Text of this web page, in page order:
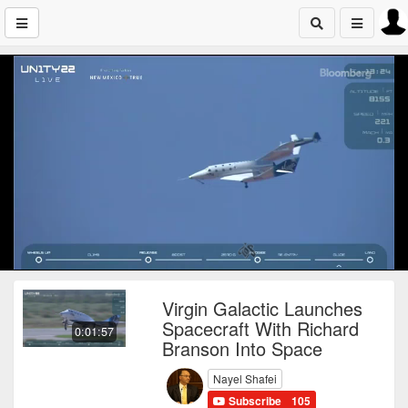
0:01:57
Virgin Galactic Launches
Spacecraft With Richard
Branson Into Space
Nayel Shafei
Subscribe 105